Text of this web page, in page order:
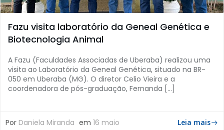
Fazu visita laboratório da Geneal Genética e
Biotecnologia Animal
A Fazu (Faculdades Associadas de Uberaba) realizou uma
visita ao Laboratório da Geneal Genética, situado na BR-
050 em Uberaba (MG). O diretor Celio Vieira e a
coordenadora de pós-graduação, Fernanda […]
Por Daniela Miranda em 16 maio Leia mais